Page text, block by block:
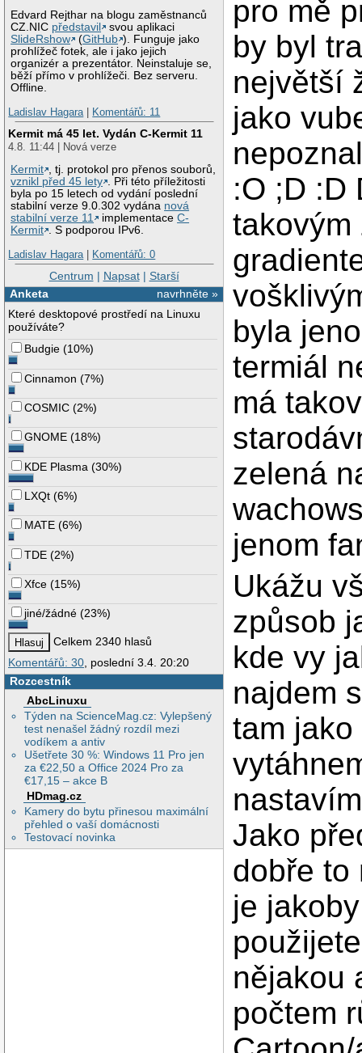
Edvard Rejthar na blogu zaměstnanců
CZ.NIC představil
svou aplikaci
SlideRshow
(GitHub ). Funguje jako
prohlížeč fotek, ale i jako jejich
organizér a prezentátor. Neinstaluje se,
běží přímo v prohlížeči. Bez serveru.
Offline.
Ladislav Hagara| Komentářů: 11
Kermit má 45 let. Vydán C-Kermit 11
4.8. 11:44 | Nová verze
Kermit , tj. protokol pro přenos souborů,
vznikl před 45 lety . Při této příležitosti
byla po 15 letech od vydání poslední
stabilní verze 9.0.302 vydána nová
stabilní verze 11
implementaceC-
Kermit . S podporou IPv6.
Ladislav Hagara| Komentářů: 0
Centrum | Napsat| Starší
navrhněte »
Anketa
Které desktopové prostředí na Linuxu
používáte?
Budgie (10%)
Cinnamon (7%)
COSMIC (2%)
GNOME (18%)
KDE Plasma (30%)
LXQt (6%)
MATE (6%)
TDE (2%)
Xfce (15%)
jiné/žádné (23%)
Celkem 2340 hlasů
Komentářů: 30 , poslední 3.4. 20:20
Rozcestník
AbcLinuxu
Týden na ScienceMag.cz: Vylepšený
test nenašel žádný rozdíl mezi
vodíkem a antiv
Ušetřete 30 %: Windows 11 Pro jen
za €22,50 a Office 2024 Pro za
€17,15 – akce B
HDmag.cz
Kamery do bytu přinesou maximální
přehled o vaší domácnosti
Testovací novinka
pro mě
by byl
největší
jako
:O ;D :D
takovým
byla
termiál
má
zelená
jenom
Ukážu
způsob
kde vy
najdem
tam
Jako
dobře to
je
nějakou
počtem